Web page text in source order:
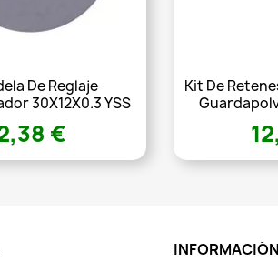
De Reglaje
30X12X0.3 YSS
€
Kit De